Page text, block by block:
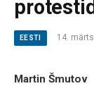
EESTI 14. märts
Martin Šmutov